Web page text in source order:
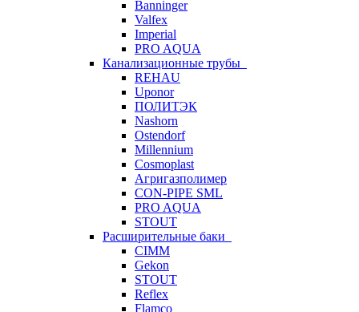
Banninger
Valfex
Imperial
PRO AQUA
Канализационные трубы
REHAU
Uponor
ПОЛИТЭК
Nashorn
Ostendorf
Millennium
Cosmoplast
Агригазполимер
CON-PIPE SML
PRO AQUA
STOUT
Расширительные баки
CIMM
Gekon
STOUT
Reflex
Flamco